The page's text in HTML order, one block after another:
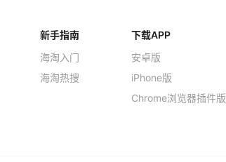
新手指南
海淘入门
海淘热搜
下载APP
安卓版
iPhone版
Chrome浏览器插件版